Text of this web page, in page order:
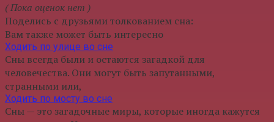
( Пока оценок нет )
Поделись с друзьями толкованием сна:
Вам также может быть интересно
Ходить по улице во сне
Сны всегда были и остаются загадкой для
человечества. Они могут быть запутанными,
странными или,
Ходить по мосту во сне
Сны — это загадочные миры, которые иногда кажутся